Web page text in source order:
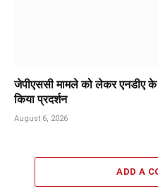
जेपीएससी मामले को लेकर एनडीए के
किया प्रदर्शन
August 6, 2026
ADD A